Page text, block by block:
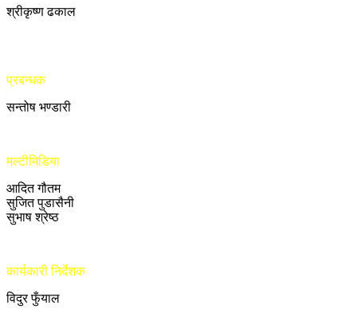
श्रीकृष्ण ढकाल
प्रबन्धक
सन्तोष भण्डारी
मल्टीमिडिया
आदित गौतम
सुजित पुडासैनी
सुभाष श्रेष्ठ
कार्यकारी निर्देशक
विदुर फुँयाल